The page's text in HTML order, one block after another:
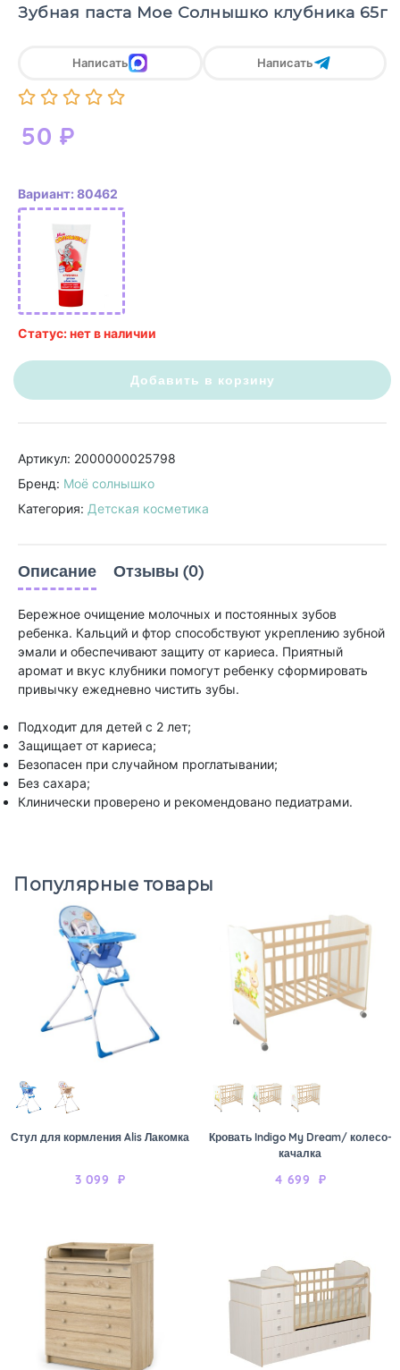
Зубная паста Мое Солнышко клубника 65г
50 ₽
Написать Написать
Вариант: 80462
Статус: нет в наличии
Добавить в корзину
Артикул: 2000000025798
Бренд: Моё солнышко
Категория: Детская косметика
Описание Отзывы (0)
Бережное очищение молочных и постоянных зубов
ребенка. Кальций и фтор способствуют укреплению зубной
эмали и обеспечивают защиту от кариеса. Приятный
аромат и вкус клубники помогут ребенку сформировать
привычку ежедневно чистить зубы.
Подходит для детей с 2 лет;
Защищает от кариеса;
Безопасен при случайном проглатывании;
Без сахара;
Клинически проверено и рекомендовано педиатрами.
Популярные товары
Стул для кормления Alis Лакомка
3 099 ₽
Кровать Indigo My Dream/ колесо-
качалка
4 699 ₽